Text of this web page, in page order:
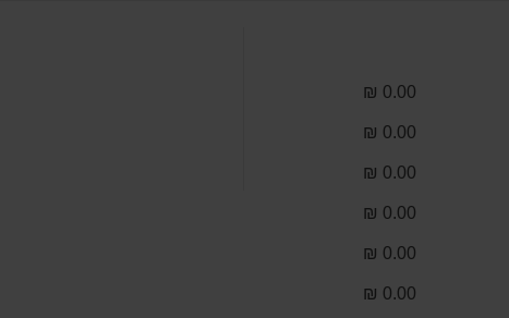
0.00 ₪
0.00 ₪
0.00 ₪
0.00 ₪
0.00 ₪
0.00 ₪